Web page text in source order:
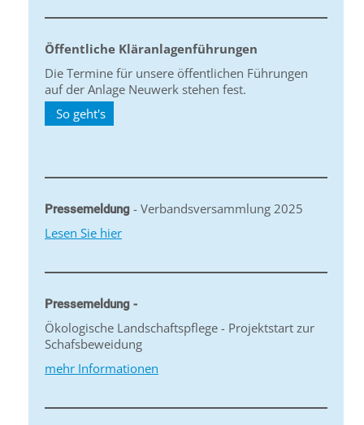
Öffentliche Kläranlagenführungen
Die Termine für unsere öffentlichen Führungen
auf der Anlage Neuwerk stehen fest.
So geht's
Pressemeldung - Verbandsversammlung 2025
Lesen Sie hier
Pressemeldung -
Ökologische Landschaftspflege - Projektstart zur
Schafsbeweidung
mehr Informationen